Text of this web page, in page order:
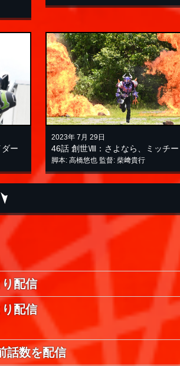
ー
2023年 7月 29日
46話 創世Ⅷ：さよなら、ミッチー
脚本: 高橋悠也 監督: 柴﨑貴行
配信
配信
話数を配信